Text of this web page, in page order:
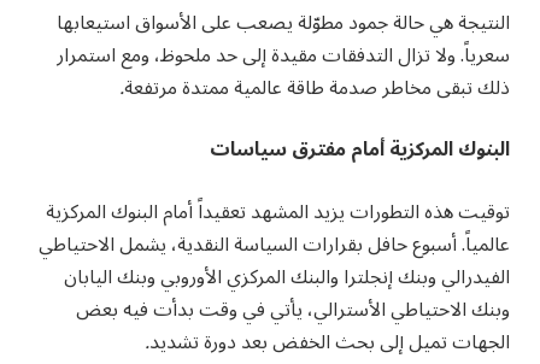
النتيجة هي حالة جمود مطوّلة يصعب على الأسواق استيعابها
سعرياً. ولا تزال التدفقات مقيدة إلى حد ملحوظ، ومع استمرار
ذلك تبقى مخاطر صدمة طاقة عالمية ممتدة مرتفعة.
البنوك المركزية أمام مفترق سياسات
توقيت هذه التطورات يزيد المشهد تعقيداً أمام البنوك المركزية
عالمياً. أسبوع حافل بقرارات السياسة النقدية، يشمل الاحتياطي
الفيدرالي وبنك إنجلترا والبنك المركزي الأوروبي وبنك اليابان
وبنك الاحتياطي الأسترالي، يأتي في وقت بدأت فيه بعض
الجهات تميل إلى بحث الخفض بعد دورة تشديد.